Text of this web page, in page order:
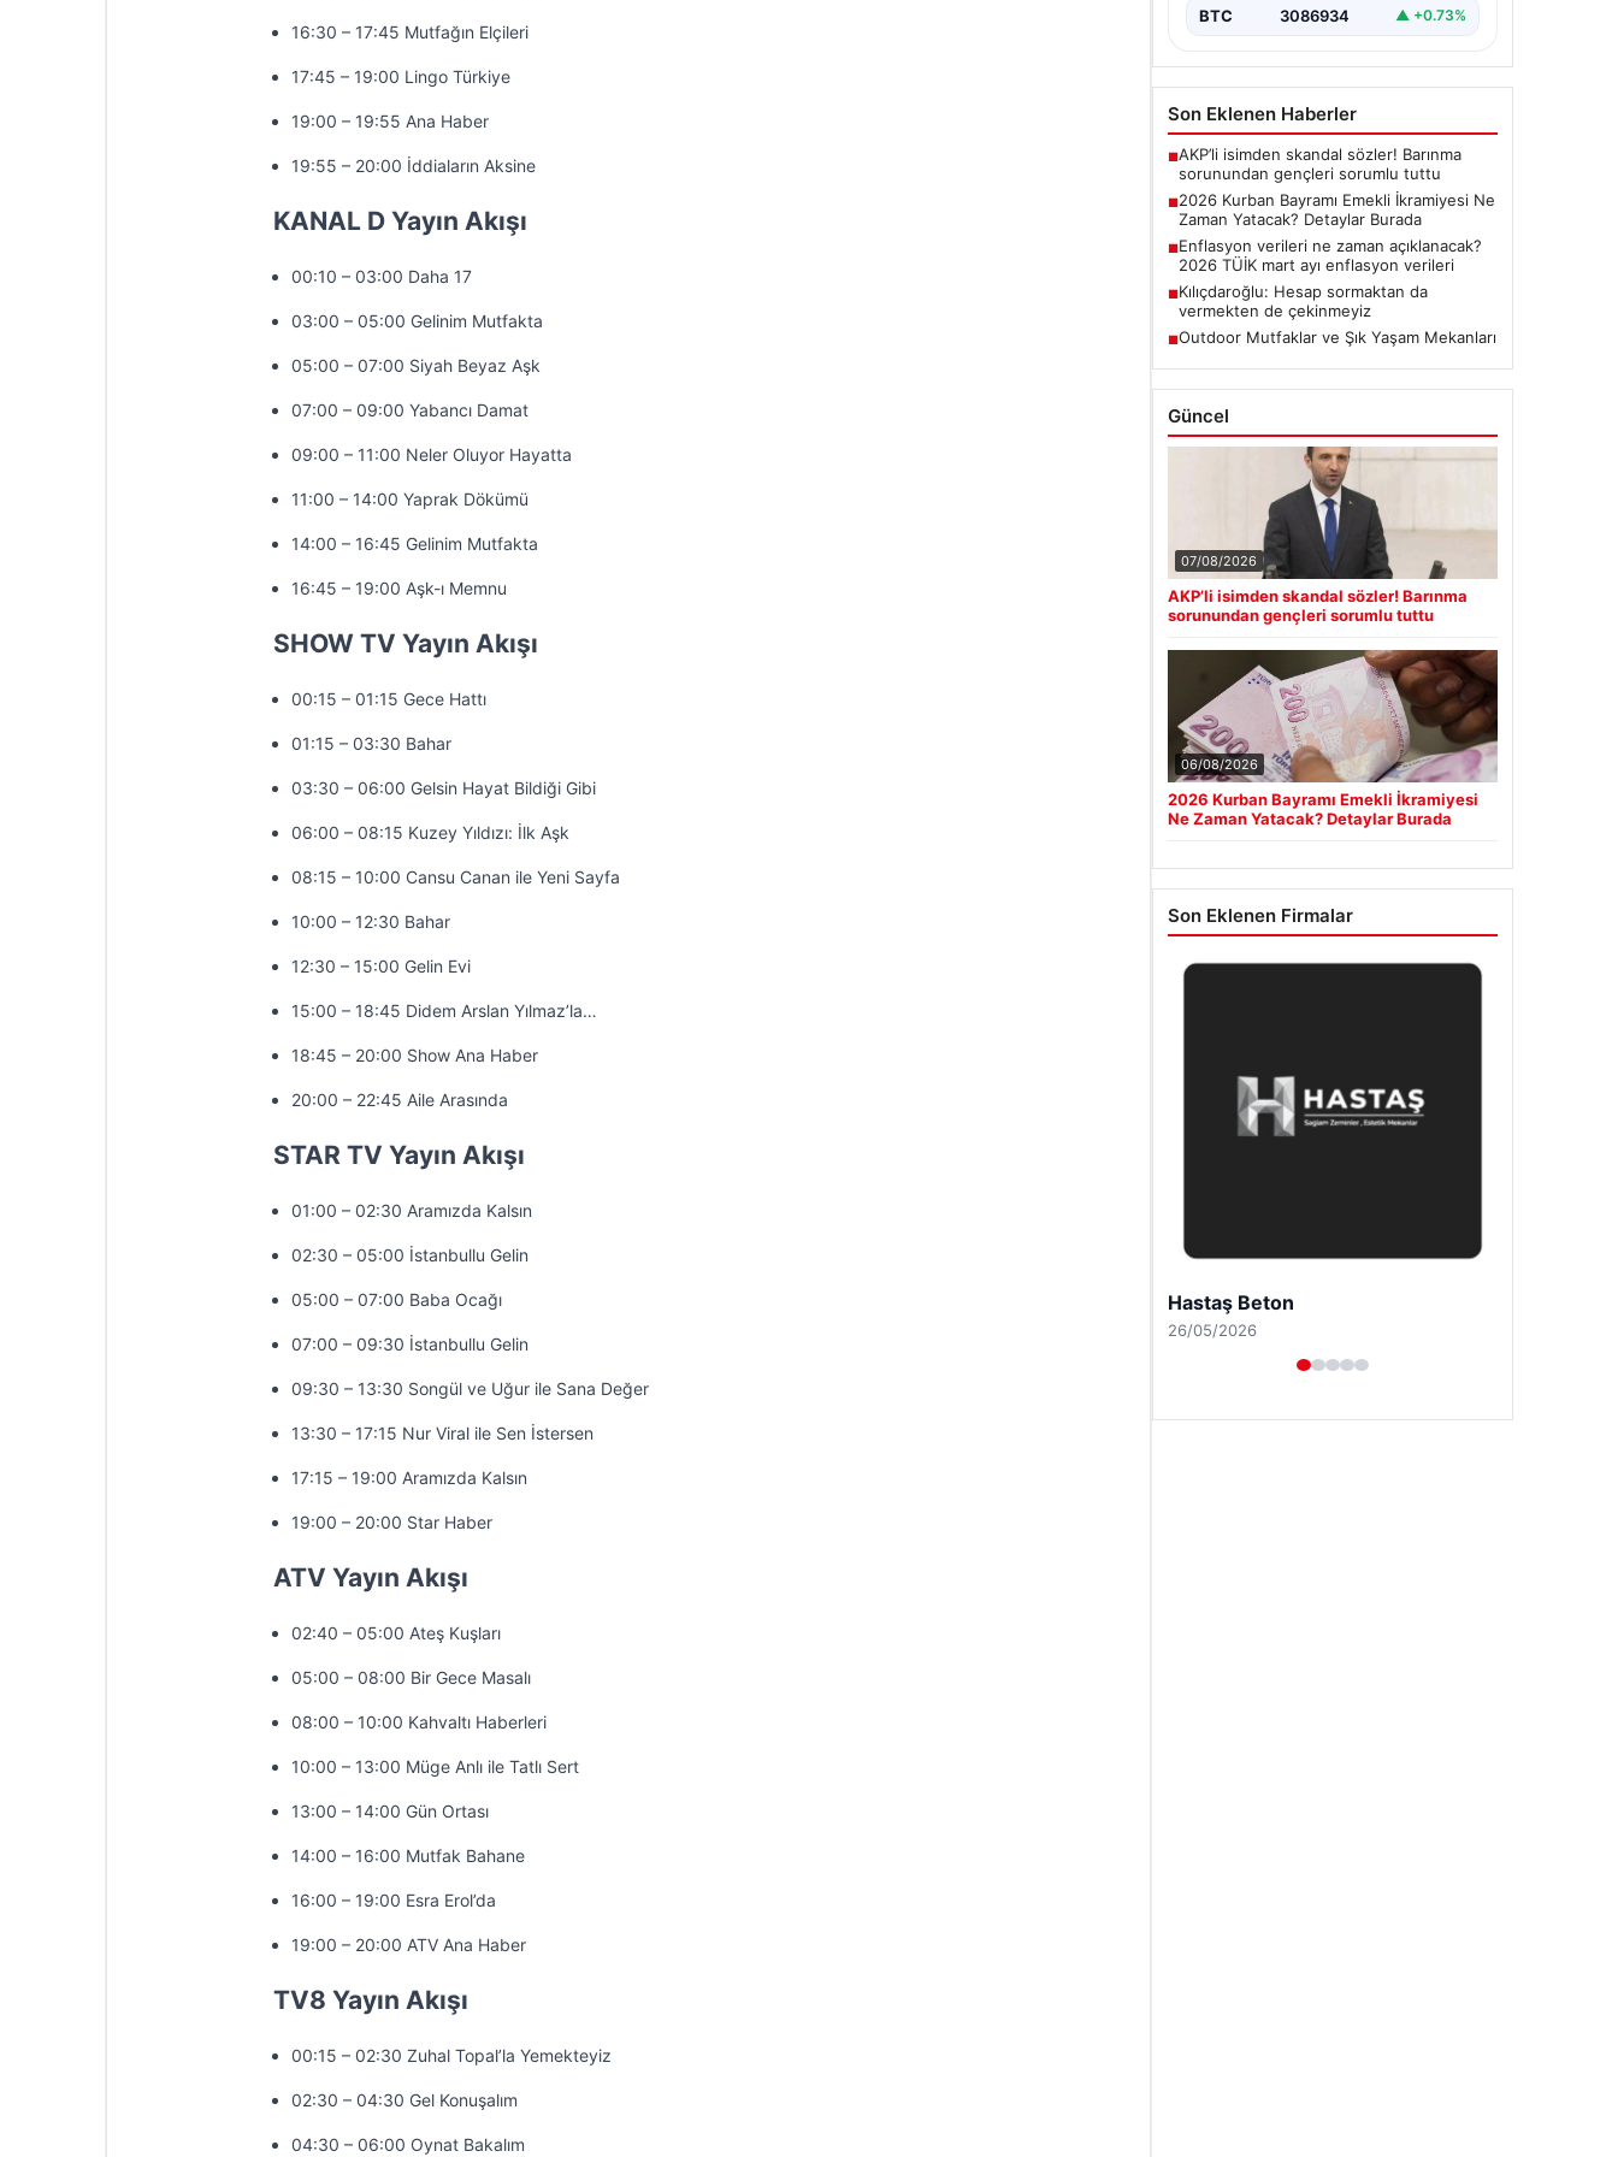
16:30 – 17:45 Mutfağın Elçileri
17:45 – 19:00 Lingo Türkiye
19:00 – 19:55 Ana Haber
19:55 – 20:00 İddiaların Aksine
KANAL D Yayın Akışı
00:10 – 03:00 Daha 17
03:00 – 05:00 Gelinim Mutfakta
05:00 – 07:00 Siyah Beyaz Aşk
07:00 – 09:00 Yabancı Damat
09:00 – 11:00 Neler Oluyor Hayatta
11:00 – 14:00 Yaprak Dökümü
14:00 – 16:45 Gelinim Mutfakta
16:45 – 19:00 Aşk-ı Memnu
SHOW TV Yayın Akışı
00:15 – 01:15 Gece Hattı
01:15 – 03:30 Bahar
03:30 – 06:00 Gelsin Hayat Bildiği Gibi
06:00 – 08:15 Kuzey Yıldızı: İlk Aşk
08:15 – 10:00 Cansu Canan ile Yeni Sayfa
10:00 – 12:30 Bahar
12:30 – 15:00 Gelin Evi
15:00 – 18:45 Didem Arslan Yılmaz’la…
18:45 – 20:00 Show Ana Haber
20:00 – 22:45 Aile Arasında
STAR TV Yayın Akışı
01:00 – 02:30 Aramızda Kalsın
02:30 – 05:00 İstanbullu Gelin
05:00 – 07:00 Baba Ocağı
07:00 – 09:30 İstanbullu Gelin
09:30 – 13:30 Songül ve Uğur ile Sana Değer
13:30 – 17:15 Nur Viral ile Sen İstersen
17:15 – 19:00 Aramızda Kalsın
19:00 – 20:00 Star Haber
ATV Yayın Akışı
02:40 – 05:00 Ateş Kuşları
05:00 – 08:00 Bir Gece Masalı
08:00 – 10:00 Kahvaltı Haberleri
10:00 – 13:00 Müge Anlı ile Tatlı Sert
13:00 – 14:00 Gün Ortası
14:00 – 16:00 Mutfak Bahane
16:00 – 19:00 Esra Erol’da
19:00 – 20:00 ATV Ana Haber
TV8 Yayın Akışı
00:15 – 02:30 Zuhal Topal’la Yemekteyiz
02:30 – 04:30 Gel Konuşalım
04:30 – 06:00 Oynat Bakalım
BTC 3086934 ▲ +0.73%
Son Eklenen Haberler
■AKP’li isimden skandal sözler! Barınma
sorunundan gençleri sorumlu tuttu
■2026 Kurban Bayramı Emekli İkramiyesi Ne
Zaman Yatacak? Detaylar Burada
■Enflasyon verileri ne zaman açıklanacak?
2026 TÜİK mart ayı enflasyon verileri
■Kılıçdaroğlu: Hesap sormaktan da
vermekten de çekinmeyiz
■Outdoor Mutfaklar ve Şık Yaşam Mekanları
Güncel
07/08/2026
AKP’li isimden skandal sözler! Barınma
sorunundan gençleri sorumlu tuttu
06/08/2026
2026 Kurban Bayramı Emekli İkramiyesi
Ne Zaman Yatacak? Detaylar Burada
Son Eklenen Firmalar
Prenses Night Club
29/04/2026